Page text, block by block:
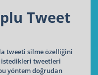
Tweet
tweeti silme özelliğini
tweetleri
yöntem doğrudan